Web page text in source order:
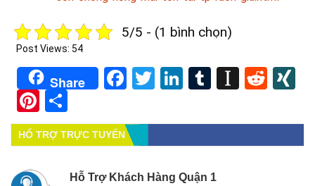
5/5 - (1 bình chọn)
Post Views: 54
Share Facebook
TwitterLinkedIn
Tumblr
Pinterest
HỔ TRỢ TRỰC TUYẾN
Hỗ Trợ Khách Hàng Quận 1